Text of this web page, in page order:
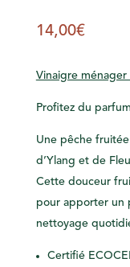
14,00€
Vinaigre
Profitez du parfum
Une pêche
d’Ylang et de
Cette douceur
pour apporter un
nettoyage
Certifié